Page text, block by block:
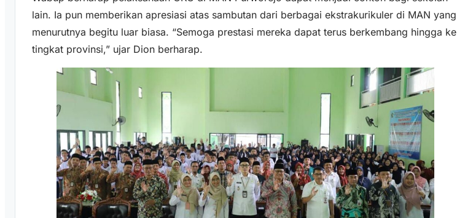
lain. Ia pun memberikan apresiasi atas sambutan dari berbagai ekstrakurikuler di MAN yang
menurutnya begitu luar biasa. “Semoga prestasi mereka dapat terus berkembang hingga ke
tingkat provinsi,” ujar Dion berharap.